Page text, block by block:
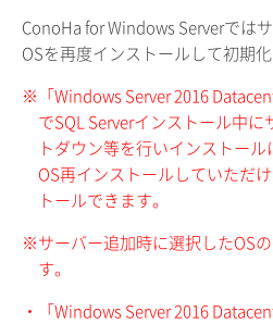
ConoHa for Windows Serverでは
OSを再度インストールして初期
※「Windows Server 2016
でSQL Serverインストール中
トダウン等を行いインストー
OS再インストールしていただ
トールできます。
※サーバー追加時に選択したOS
す。
・「Windows Server 2016